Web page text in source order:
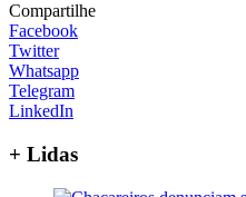
Compartilhe
Facebook
Twitter
Whatsapp
Telegram
LinkedIn
+ Lidas